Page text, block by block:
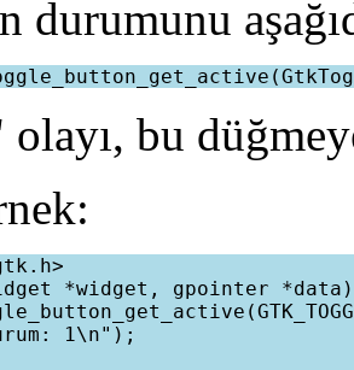
durumunu
bu
*widget, gpointer
1\n");